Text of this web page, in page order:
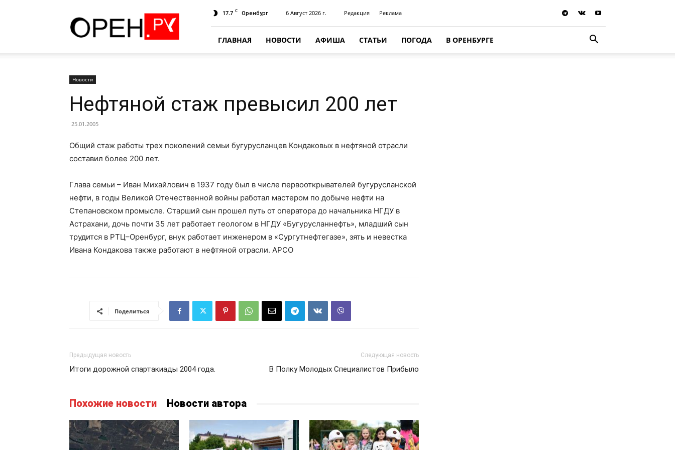
17.7 C Оренбург 6 Август 2026 г. Редакция Реклама
ГЛАВНАЯ НОВОСТИ АФИША СТАТЬИ ПОГОДА В ОРЕНБУРГЕ
Новости
Нефтяной стаж превысил 200 лет
25.01.2005
Общий стаж работы трех поколений семьи бугурусланцев Кондаковых в нефтяной отрасли
составил более 200 лет.
Глава семьи – Иван Михайлович в 1937 году был в числе первооткрывателей бугурусланской
нефти, в годы Великой Отечественной войны работал мастером по добыче нефти на
Степановском промысле. Старший сын прошел путь от оператора до начальника НГДУ в
Астрахани, дочь почти 35 лет работает геологом в НГДУ «Бугурусланнефть», младший сын
трудится в РТЦ–Оренбург, внук работает инженером в «Сургутнефтегазе», зять и невестка
Ивана Кондакова также работают в нефтяной отрасли. АРСО
Поделиться
Предыдущая новость
Итоги дорожной спартакиады 2004 года.
Следующая новость
В Полку Молодых Специалистов Прибыло
Похожие новости Новости автора